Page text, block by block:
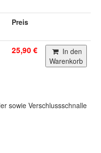
Preis
25,90 €
Warenkorb
sowie Verschlussschnalle